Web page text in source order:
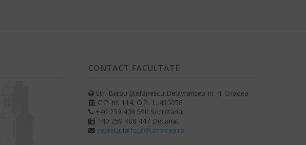
CONTACT FACULTATE
Str. Barbu Ştefănescu Delavrancea nr. 4, Oradea
C.P. nr. 114, O.P. 1, 410058
+40 259 408 590 Secretariat
+40 259 408 447 Decanat
secretariatfcca@uoradea.ro